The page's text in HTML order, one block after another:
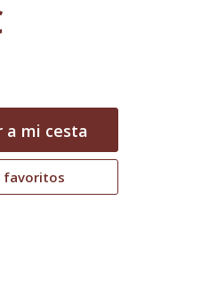
a mi cesta
favoritos